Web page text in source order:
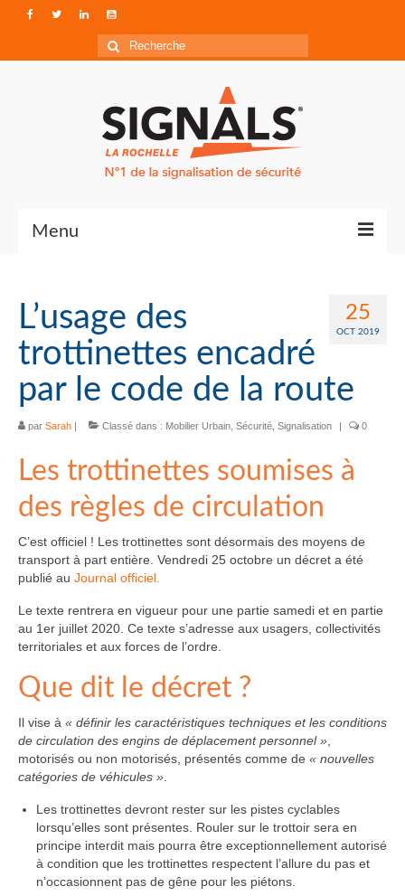
Rechercher
:
Menu
Qui sommes-nous ?
Accéder à Signals
25
OCT 2019
L’usage des
trottinettes encadré
par le code de la route
par Sarah | Classé dans : Mobilier Urbain Sécurité Signalisation | 0
Les trottinettes soumises à
des règles de circulation
C’est officiel ! Les trottinettes sont désormais des moyens de
transport à part entière. Vendredi 25 octobre un décret a été
publié au Journal officiel.
Le texte rentrera en vigueur pour une partie samedi et en partie
au 1er juillet 2020. Ce texte s’adresse aux usagers, collectivités
territoriales et aux forces de l’ordre.
Que dit le décret ?
Il vise à « définir les caractéristiques techniques et les conditions
de circulation des engins de déplacement personnel »,
motorisés ou non motorisés, présentés comme de « nouvelles
catégories de véhicules ».
Les trottinettes devront rester sur les pistes cyclables
lorsqu’elles sont présentes. Rouler sur le trottoir sera en
principe interdit mais pourra être exceptionnellement autorisé
à condition que les trottinettes respectent l’allure du pas et
n’occasionnent pas de gêne pour les piétons.